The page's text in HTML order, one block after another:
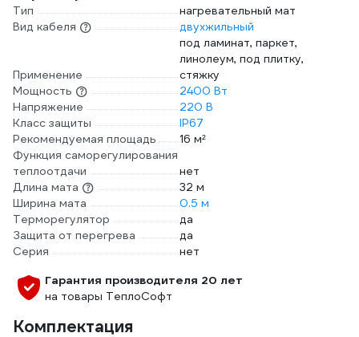
Тип
нагревательный мат
Вид кабеля
двухжильный
Применение
под ламинат, паркет,
линолеум, под плитку,
стяжку
Мощность
2400 Вт
Напряжение
220 В
Класс защиты
IP67
Рекомендуемая площадь
16 м²
Функция саморегулирования
теплоотдачи
нет
Длина мата
32 м
Ширина мата
0.5 м
Терморегулятор
да
Защита от перегрева
да
Серия
нет
Гарантия производителя 20 лет
на товары ТеплоСофт
Комплектация